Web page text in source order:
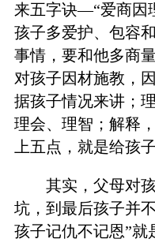
来五字诀—“爱商因
孩子多爱护、包容
事情，要和他多商
对孩子因材施教，
据孩子情况来讲；
理会、理智；解释
上五点，就是给孩
其实，父母对
坑，到最后孩子并
孩子记仇不记恩”就